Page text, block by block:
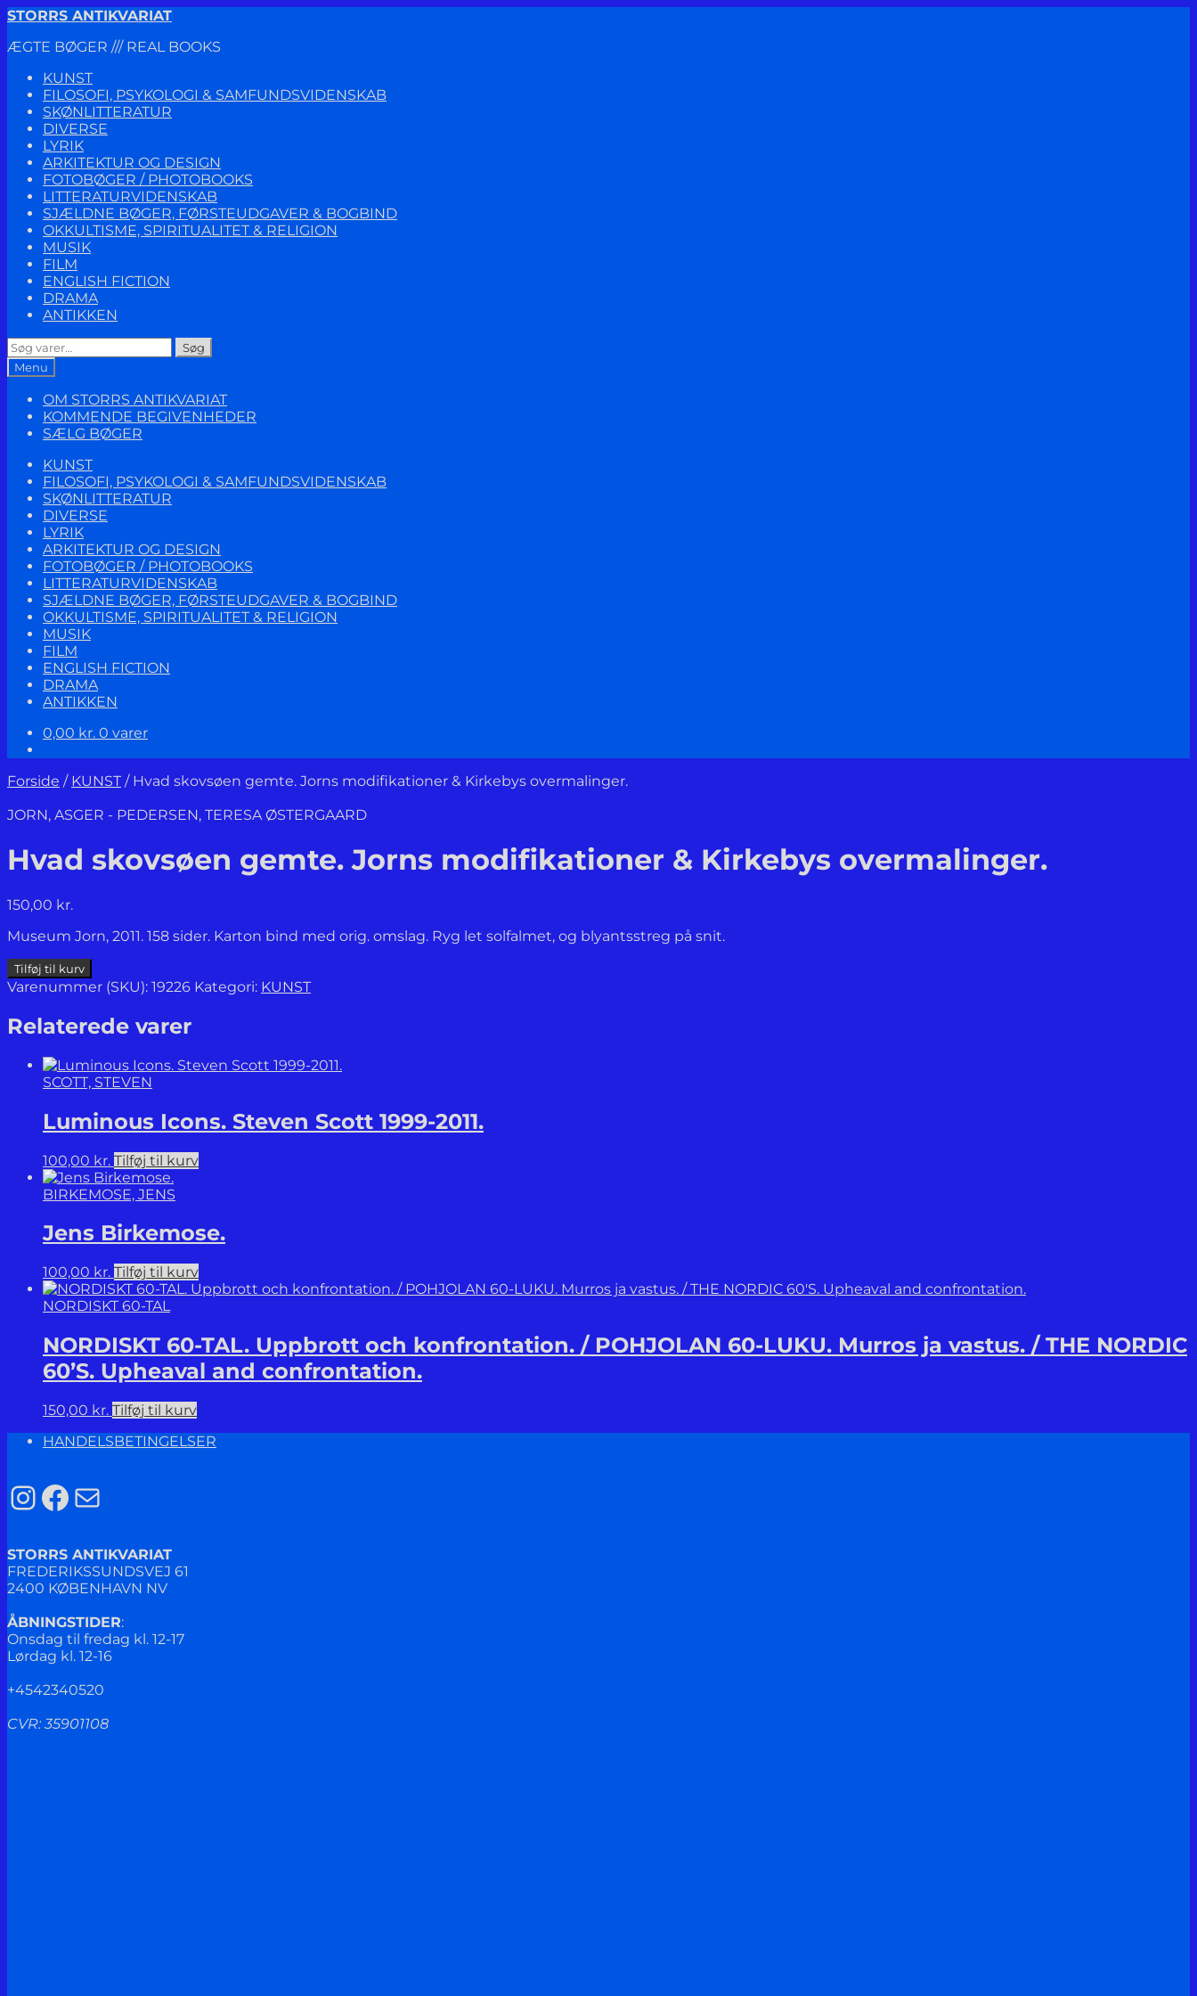
Spring
navigation
Spring
indhold
STORRS ANTIKVARIAT
ÆGTE BØGER /// REAL BOOKS
KUNST
FILOSOFI, PSYKOLOGI & SAMFUNDSVIDENSKAB
SKØNLITTERATUR
DIVERSE
LYRIK
ARKITEKTUR OG DESIGN
FOTOBØGER / PHOTOBOOKS
LITTERATURVIDENSKAB
SJÆLDNE BØGER, FØRSTEUDGAVER & BOGBIND
OKKULTISME, SPIRITUALITET & RELIGION
MUSIK
FILM
ENGLISH FICTION
DRAMA
ANTIKKEN
Søg
efter:
Søg
Menu
OM STORRS ANTIKVARIAT
KOMMENDE BEGIVENHEDER
SÆLG BØGER
KUNST
FILOSOFI, PSYKOLOGI & SAMFUNDSVIDENSKAB
SKØNLITTERATUR
DIVERSE
LYRIK
ARKITEKTUR OG DESIGN
FOTOBØGER / PHOTOBOOKS
LITTERATURVIDENSKAB
SJÆLDNE BØGER, FØRSTEUDGAVER & BOGBIND
OKKULTISME, SPIRITUALITET & RELIGION
MUSIK
FILM
ENGLISH FICTION
DRAMA
ANTIKKEN
0,00 kr. 0 varer
Forside / KUNST / Hvad skovsøen gemte. Jorns modifikationer & Kirkebys overmalinger.
JORN, ASGER - PEDERSEN, TERESA ØSTERGAARD
Hvad skovsøen gemte. Jorns modifikationer & Kirkebys overmalinger.
150,00 kr.
Museum Jorn, 2011. 158 sider. Karton bind med orig. omslag. Ryg let solfalmet, og blyantsstreg på snit.
Hvad
skovsøen
Jorns
modifikationer
Kirkebys
overmalinger.
Tilføj til kurv
Varenummer (SKU): 19226 Kategori: KUNST
Relaterede varer
SCOTT, STEVEN
Luminous Icons. Steven Scott 1999-2011.
100,00 kr. Tilføj til kurv
BIRKEMOSE, JENS
Jens Birkemose.
100,00 kr. Tilføj til kurv
NORDISKT 60-TAL
NORDISKT 60-TAL. Uppbrott och konfrontation. / POHJOLAN 60-LUKU. Murros ja vastus. / THE NORDIC
60’S. Upheaval and confrontation.
150,00 kr. Tilføj til kurv
HANDELSBETINGELSER
Instagram
Facebook
Mail
STORRS ANTIKVARIAT
FREDERIKSSUNDSVEJ 61
2400 KØBENHAVN NV
ÅBNINGSTIDER:
Onsdag til fredag kl. 12-17
Lørdag kl. 12-16
+4542340520
CVR: 35901108